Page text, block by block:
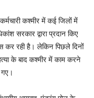
कश्मीर में कई जिलों में
सरकार द्वारा प्रदान किए
कर रही है। लेकिन पिछले दिनों
के बाद कश्मीर में काम करने
गए।